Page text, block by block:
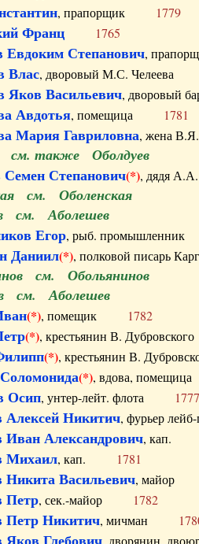
, прапорщик 1779
Франц 1765
Евдоким Степанович,
Влас, дворовый М.С. Челеева
Яков Васильевич, дворовый
Авдотья, помещица 1781
Мария Гавриловна, жена
см. также Оболдуев
Семен Степанович(*), дядя
см. Оболенская
см. Аболешев
Егор, рыб.
Даниил(*), полковой писарь
см. Обольянинов
см. Аболешев
(*), помещик 1782
(*), крестьянин В.
(*), крестьянин В.
(*), вдова,
Осип, унтер-лейт. флота 1777
Алексей Никитич, фурьер
Иван Александрович, кап.
Михаил, кап. 1781
Никита Васильевич, майор
Петр, сек.-майор 1782
Петр Никитич, мичман
, дворянин,